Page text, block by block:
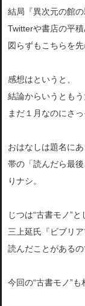
結局『異次元の館
Twitterや書店の平
図らずもこちらを
感想はというと、
結論からいうともう
まだ１月なのにさ
おはなしは題名に
帯の「読んだら最
りナシ。
じつは“古書モノ”と
三上延氏『ビブリ
読んだことがある
今回の“古書モノ”